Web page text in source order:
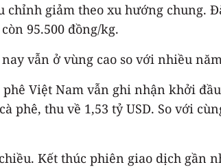
chỉnh giảm theo xu hướng chung.
95.500 đồng/kg.
vẫn ở vùng cao so với nhiều
Việt Nam vẫn ghi nhận khởi
phê, thu về 1,53 tỷ USD. So với
Kết thúc phiên giao dịch gần